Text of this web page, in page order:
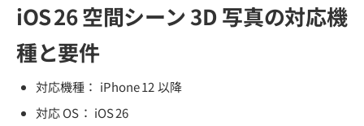
iOS 26 空間シーン 3D 写真の対応機
種と要件
対応機種： iPhone 12 以降
対応 OS： iOS 26